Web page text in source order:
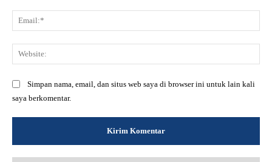
Simpan nama, email, dan situs web saya di browser ini untuk lain kali
saya berkomentar.